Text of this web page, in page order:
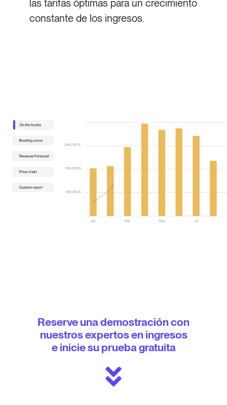
las tarifas óptimas para un crecimiento
constante de los ingresos.
Reserve una demostración con
nuestros expertos en ingresos
e inicie su prueba gratuita